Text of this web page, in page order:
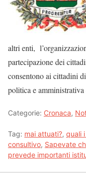
altri enti,
partecipazione dei
consentono ai cittadini
politica e
Categorie: Cronaca,
Tag: mai attuati?, quali
consultivo, Sapevate
prevede importanti